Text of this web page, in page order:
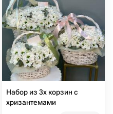
Набор из 3х корзин с
хризантемами